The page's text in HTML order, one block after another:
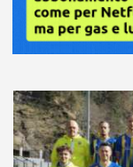
Calendari
News
Mercato
Erreà Cup
Giovanile